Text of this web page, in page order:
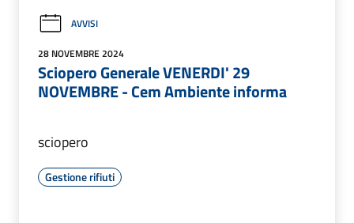
AVVISI
28 NOVEMBRE 2024
Sciopero Generale VENERDI' 29
NOVEMBRE - Cem Ambiente informa
sciopero
Gestione rifiuti